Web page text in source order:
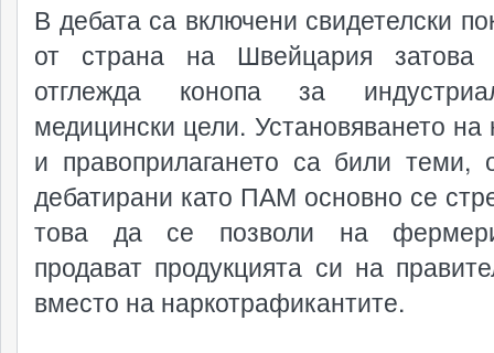
В дебата са включени свидетелски
от страна на Швейцария затова
отглежда конопа за
медицински цели. Установяването на
и правоприлагането са били теми,
дебатирани като ПАМ основно се
това да се позволи на
продават продукцията си на
вместо на наркотрафикантите.